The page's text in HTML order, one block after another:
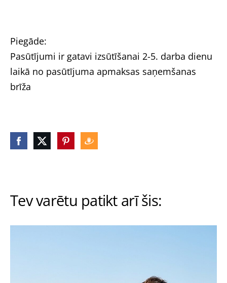
Piegāde:
Pasūtījumi ir gatavi izsūtīšanai 2-5. darba dienu
laikā no pasūtījuma apmaksas saņemšanas
brīža
Tev varētu patikt arī šis: